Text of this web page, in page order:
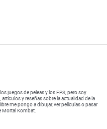
juegos de peleas y los FPS, pero soy
y reseñas sobre la actualidad de la
me pongo a dibujar, ver películas o pasar
Kombat.